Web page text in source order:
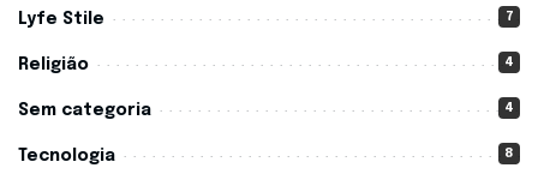
Lyfe Stile 7
Religião 4
Sem categoria 4
Tecnologia 8